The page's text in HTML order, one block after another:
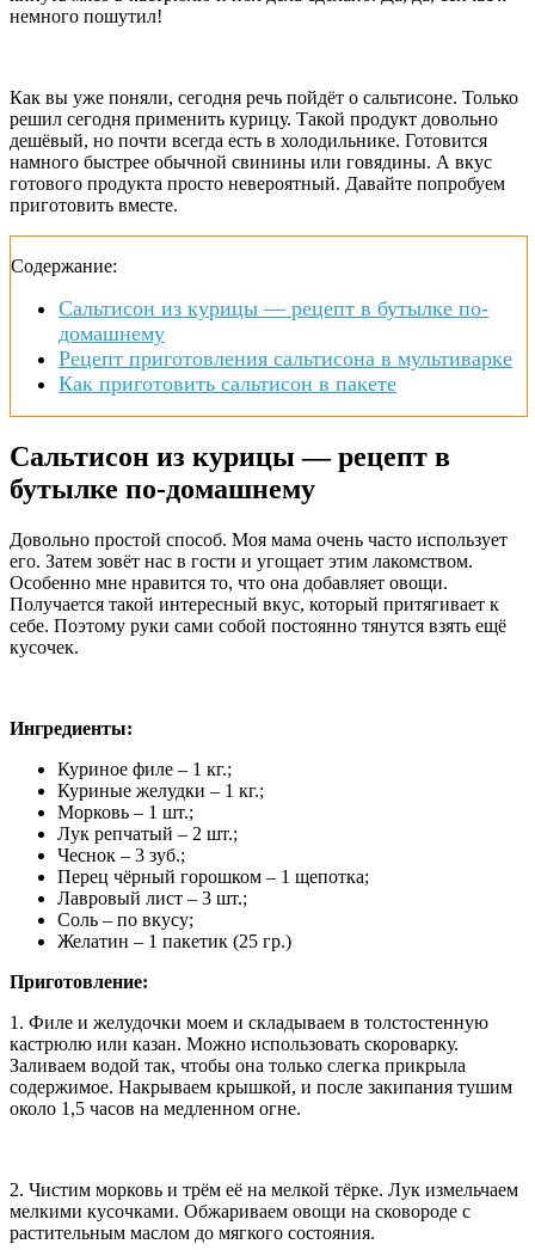
немного пошутил!
Как вы уже поняли, сегодня речь пойдёт о сальтисоне. Только
решил сегодня применить курицу. Такой продукт довольно
дешёвый, но почти всегда есть в холодильнике. Готовится
намного быстрее обычной свинины или говядины. А вкус
готового продукта просто невероятный. Давайте попробуем
приготовить вместе.
Содержание:
Сальтисон из курицы — рецепт в бутылке по-
домашнему
Рецепт приготовления сальтисона в мультиварке
Как приготовить сальтисон в пакете
Сальтисон из курицы — рецепт в
бутылке по-домашнему
Довольно простой способ. Моя мама очень часто использует
его. Затем зовёт нас в гости и угощает этим лакомством.
Особенно мне нравится то, что она добавляет овощи.
Получается такой интересный вкус, который притягивает к
себе. Поэтому руки сами собой постоянно тянутся взять ещё
кусочек.
Ингредиенты:
Куриное филе – 1 кг.;
Куриные желудки – 1 кг.;
Морковь – 1 шт.;
Лук репчатый – 2 шт.;
Чеснок – 3 зуб.;
Перец чёрный горошком – 1 щепотка;
Лавровый лист – 3 шт.;
Соль – по вкусу;
Желатин – 1 пакетик (25 гр.)
Приготовление:
1. Филе и желудочки моем и складываем в толстостенную
кастрюлю или казан. Можно использовать скороварку.
Заливаем водой так, чтобы она только слегка прикрыла
содержимое. Накрываем крышкой, и после закипания тушим
около 1,5 часов на медленном огне.
2. Чистим морковь и трём её на мелкой тёрке. Лук измельчаем
мелкими кусочками. Обжариваем овощи на сковороде с
растительным маслом до мягкого состояния.